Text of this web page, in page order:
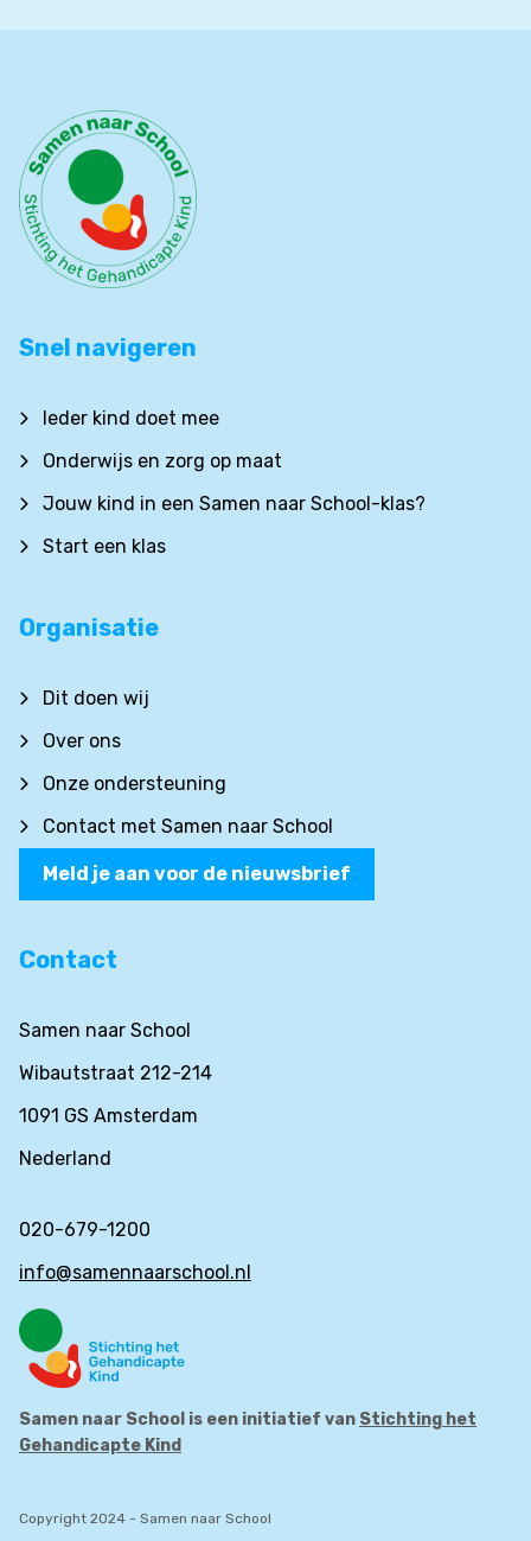
Snel navigeren
Ieder kind doet mee
Onderwijs en zorg op maat
Jouw kind in een Samen naar School-klas?
Start een klas
Organisatie
Dit doen wij
Over ons
Onze ondersteuning
Contact met Samen naar School
Meld je aan voor de nieuwsbrief
Contact
Samen naar School
Wibautstraat 212-214
1091 GS Amsterdam
Nederland
020-679-1200
info@samennaarschool.nl
Samen naar School is een initiatief van Stichting het
Gehandicapte Kind
Copyright 2024 - Samen naar School